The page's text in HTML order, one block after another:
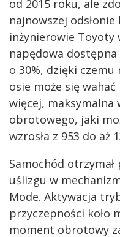
od 2015 roku, ale
najnowszej
inżynierowie Toyoty
napędowa
o 30%, dzięki czemu
osie może się wahać
więcej,
obrotowego, jaki
wzrosła z 953 do aż
Samochód
uślizgu w
Mode. Aktywacja
przyczepności koło
moment obrotowy